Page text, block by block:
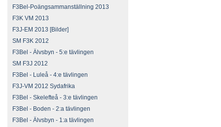
F3Bel-Poängsammanställning 2013
F3K VM 2013
F3J-EM 2013 [Bilder]
SM F3K 2012
F3Bel - Älvsbyn - 5:e tävlingen
SM F3J 2012
F3Bel - Luleå - 4:e tävlingen
F3J-VM 2012 Sydafrika
F3Bel - Skelefteå - 3:e tävlingen
F3Bel - Boden - 2:a tävlingen
F3Bel - Älvsbyn - 1:a tävlingen